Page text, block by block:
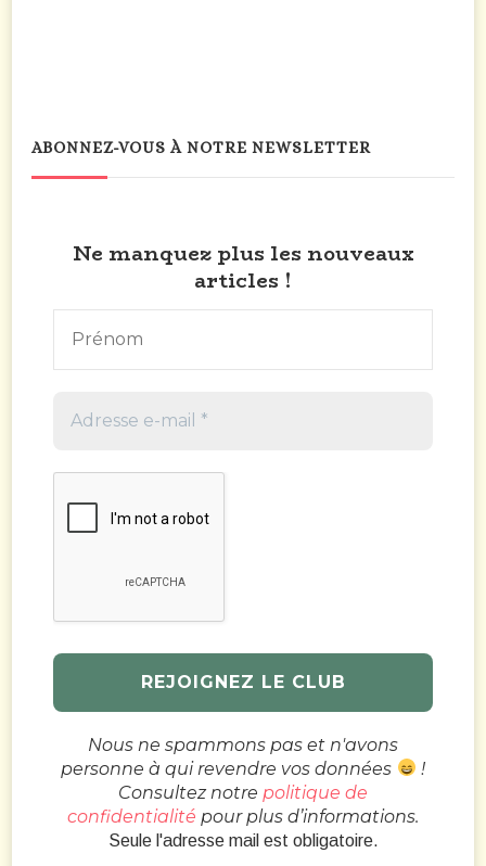
ABONNEZ-VOUS À NOTRE NEWSLETTER
Ne manquez plus les nouveaux
articles !
Nous ne spammons pas et n'avons
personne à qui revendre vos données
!
Consultez notre politique de
confidentialité pour plus d’informations.
Seule l'adresse mail est obligatoire.